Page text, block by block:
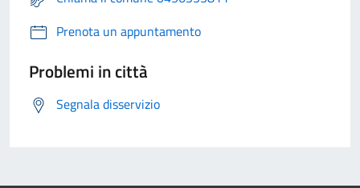
Prenota un appuntamento
Problemi in città
Segnala disservizio